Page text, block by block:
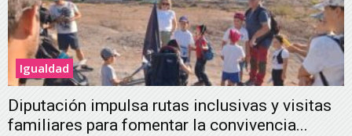
Igualdad
Diputación impulsa rutas inclusivas y visitas
familiares para fomentar la convivencia...